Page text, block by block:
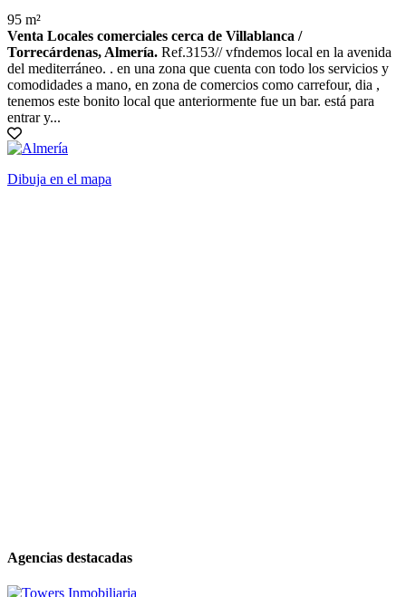
95 m²
Venta Locales comerciales cerca de Villablanca /
Torrecárdenas, Almería. Ref.3153// vfndemos local en la avenida
del mediterráneo. . en una zona que cuenta con todo los servicios y
comodidades a mano, en zona de comercios como carrefour, dia ,
tenemos este bonito local que anteriormente fue un bar. está para
entrar y...
Dibuja en el mapa
Agencias destacadas